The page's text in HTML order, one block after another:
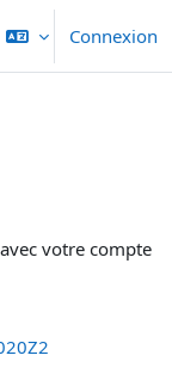
Connexion
votre compte